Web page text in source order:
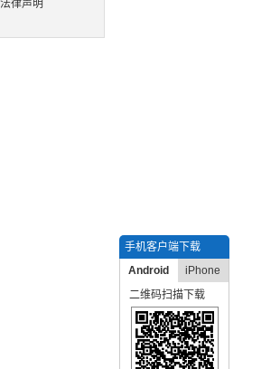
手机客户端下载
Android
iPhone
二维码扫描下载
法律声明